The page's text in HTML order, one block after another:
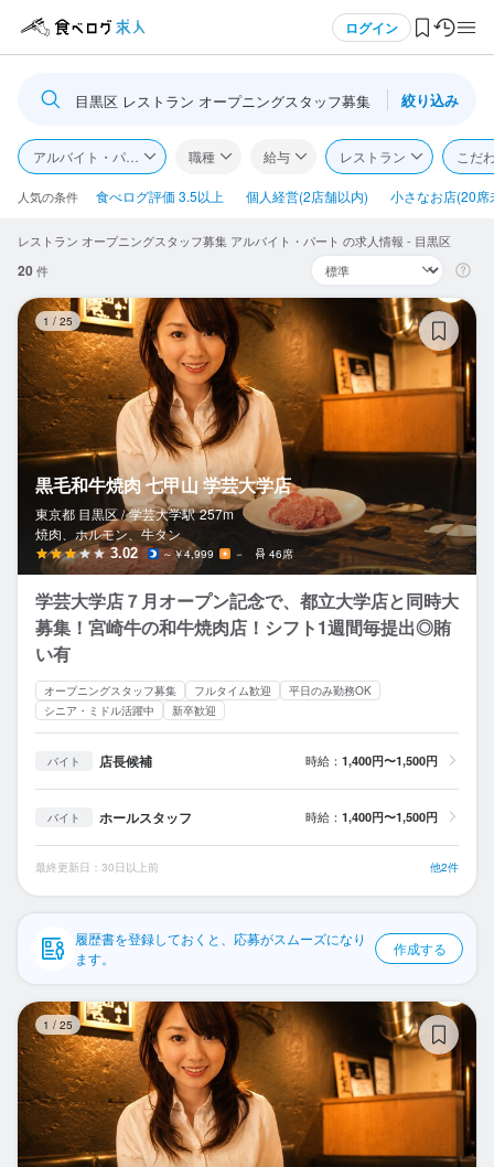
ログイン
ログイン・無料会員登録
食べログ求人TOP
求人検索
閲覧履歴
気になる求人
検索履歴・保存した条件
応募履歴
WEB履歴書
スカウト・メルマガ受信設定
ヘルプ・お問い合わせフォーム
掲載をご検討の店舗様へ
プライバシーポリシー
利用規約
企業情報
目黒区 レストラン オープニングスタッフ募集 絞り込み
アルバイト・パート 職種 給与 レストラン こだ
人気の条件 食べログ評価 3.5以上 個人経営(2店舗以内) 小さなお店(20席
レストラン オープニングスタッフ募集 アルバイト・パート の求人情報 - 目黒区
20件
1 / 25
黒毛和牛焼肉 七甲山 学芸大学店
東京都 目黒区 / 学芸大学駅 257m
焼肉、ホルモン、牛タン
3.02 ～￥4,999 － 46席
学芸大学店７月オープン記念で、都立大学店と同時大
募集！宮崎牛の和牛焼肉店！シフト1週間毎提出◎賄
い有
オープニングスタッフ募集 フルタイム歓迎
平日のみ勤務OK
シニア・ミドル活躍中
新卒歓迎
バイト 店長候補 時給： 1,400円〜1,500円
バイト ホールスタッフ 時給： 1,400円〜1,500円
最終更新日：30日以上前 他2件
履歴書を登録しておくと、応募がスムーズになり
ます。
作成する
1 / 25